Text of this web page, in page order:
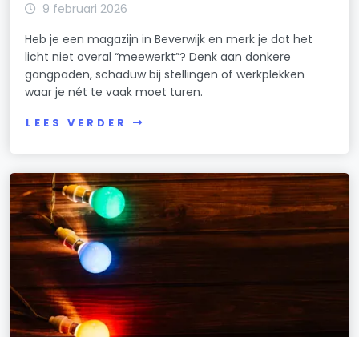
9 februari 2026
Heb je een magazijn in Beverwijk en merk je dat het
licht niet overal “meewerkt”? Denk aan donkere
gangpaden, schaduw bij stellingen of werkplekken
waar je nét te vaak moet turen.
LEES VERDER